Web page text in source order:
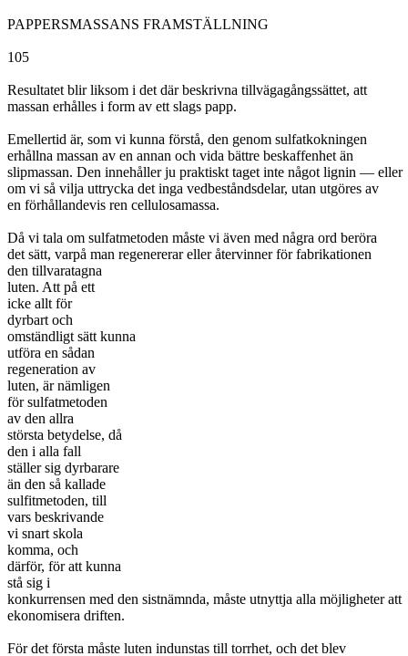
PAPPERSMASSANS FRAMSTÄLLNING
105
Resultatet blir liksom i det där beskrivna tillvägagångssättet, att
massan erhålles i form av ett slags papp.
Emellertid är, som vi kunna förstå, den genom sulfatkokningen
erhållna massan av en annan och vida bättre beskaffenhet än
slipmassan. Den innehåller ju praktiskt taget inte något lignin — eller
om vi så vilja uttrycka det inga vedbeståndsdelar, utan utgöres av
en förhållandevis ren cellulosamassa.
Då vi tala om sulfatmetoden måste vi även med några ord beröra
det sätt, varpå man regenererar eller återvinner för fabrikationen
den tillvaratagna
luten. Att på ett
icke allt för
dyrbart och
omständligt sätt kunna
utföra en sådan
regeneration av
luten, är nämligen
för sulfatmetoden
av den allra
största betydelse, då
den i alla fall
ställer sig dyrbarare
än den så kallade
sulfitmetoden, till
vars beskrivande
vi snart skola
komma, och
därför, för att kunna
stå sig i
konkurrensen med den sistnämnda, måste utnyttja alla möjligheter att
ekonomisera driften.
För det första måste luten indunstas till torrhet, och det blev